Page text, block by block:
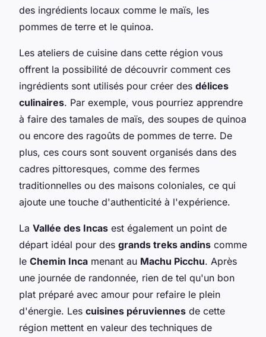
des ingrédients locaux comme le maïs, les
pommes de terre et le quinoa.
Les ateliers de cuisine dans cette région vous
offrent la possibilité de découvrir comment ces
ingrédients sont utilisés pour créer des délices
culinaires. Par exemple, vous pourriez apprendre
à faire des tamales de maïs, des soupes de quinoa
ou encore des ragoûts de pommes de terre. De
plus, ces cours sont souvent organisés dans des
cadres pittoresques, comme des fermes
traditionnelles ou des maisons coloniales, ce qui
ajoute une touche d'authenticité à l'expérience.
La Vallée des Incas est également un point de
départ idéal pour des grands treks andins comme
le Chemin Inca menant au Machu Picchu. Après
une journée de randonnée, rien de tel qu'un bon
plat préparé avec amour pour refaire le plein
d'énergie. Les cuisines péruviennes de cette
région mettent en valeur des techniques de